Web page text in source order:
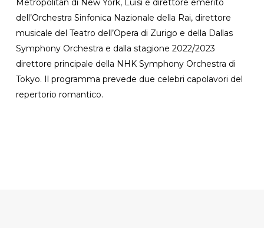
dell’Orchestra Sinfonica Nazionale della Rai, direttore
musicale del Teatro dell’Opera di Zurigo e della Dallas
Symphony Orchestra e dalla stagione 2022/2023
direttore principale della NHK Symphony Orchestra di
Tokyo. Il programma prevede due celebri capolavori del
repertorio romantico.